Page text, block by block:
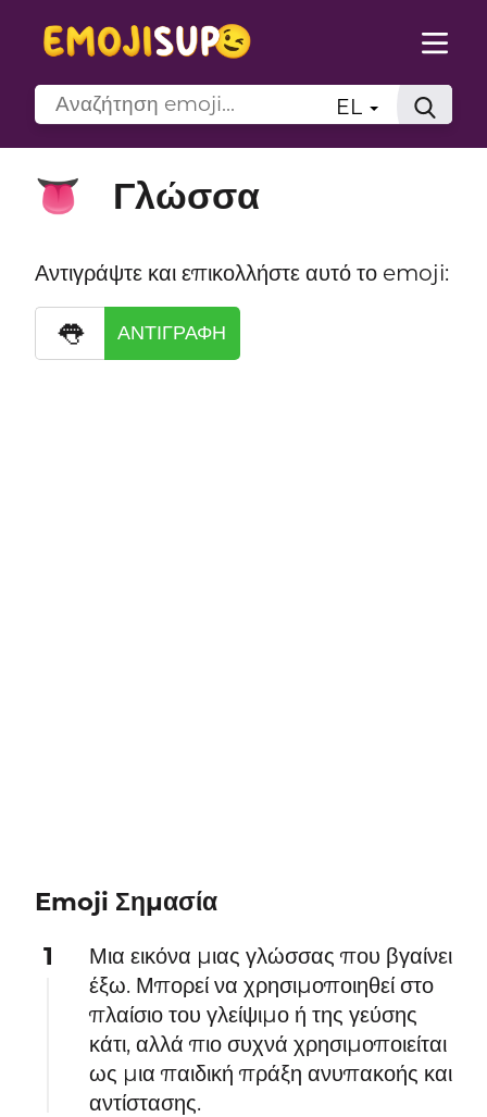
EL
👅 Γλώσσα
Αντιγράψτε και επικολλήστε αυτό το emoji:
👅 ΑΝΤΙΓΡΑΦΉ
Emoji Σημασία
1
Μια εικόνα μιας γλώσσας που βγαίνει
έξω. Μπορεί να χρησιμοποιηθεί στο
πλαίσιο του γλείψιμο ή της γεύσης
κάτι, αλλά πιο συχνά χρησιμοποιείται
ως μια παιδική πράξη ανυπακοής και
αντίστασης.